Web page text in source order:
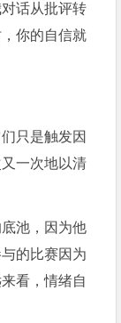
话从批评转
你的自信就
只是触发因
一次地以清
池，因为他
的比赛因为
看，情绪自